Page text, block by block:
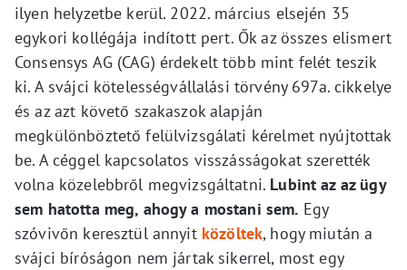
ilyen helyzetbe kerül. 2022. március elsején 35
egykori kollégája indított pert. Ők az összes elismert
Consensys AG (CAG) érdekelt több mint felét teszik
ki. A svájci kötelességvállalási törvény 697a. cikkelye
és az azt követő szakaszok alapján
megkülönböztető felülvizsgálati kérelmet nyújtottak
be. A céggel kapcsolatos visszásságokat szerették
volna közelebbről megvizsgáltatni. Lubint az az ügy
sem hatotta meg, ahogy a mostani sem. Egy
szóvivőn keresztül annyit közöltek, hogy miután a
svájci bíróságon nem jártak sikerrel, most egy